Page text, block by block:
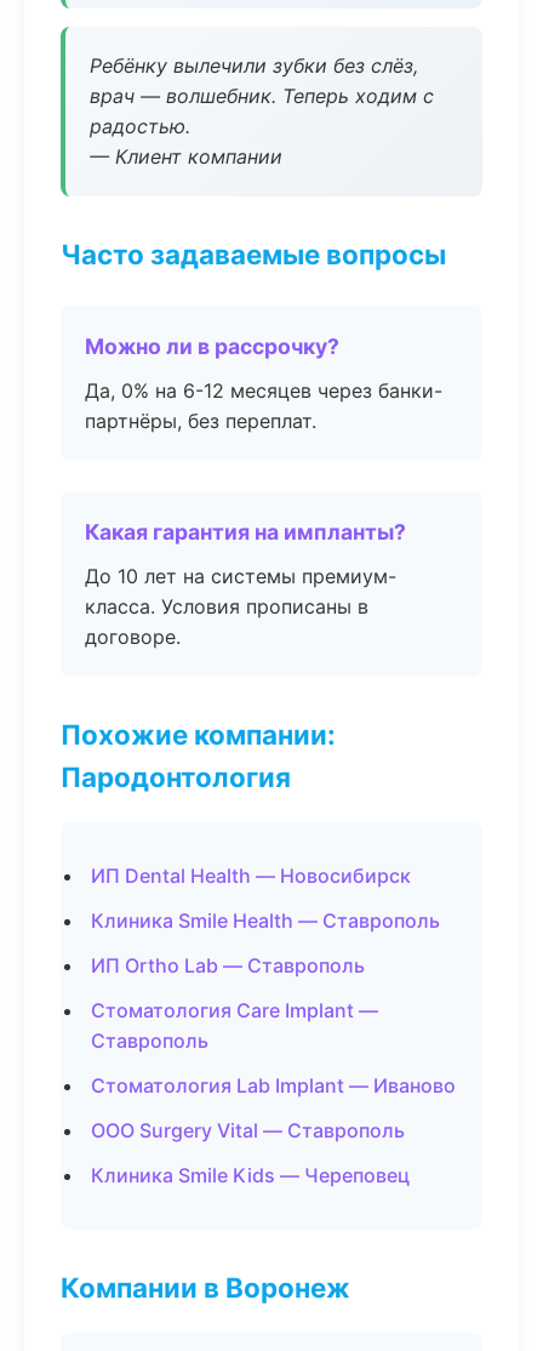
Ребёнку вылечили зубки без слёз,
врач — волшебник. Теперь ходим с
радостью.
— Клиент компании
Часто задаваемые вопросы
Можно ли в рассрочку?
Да, 0% на 6-12 месяцев через банки-
партнёры, без переплат.
Какая гарантия на импланты?
До 10 лет на системы премиум-
класса. Условия прописаны в
договоре.
Похожие компании:
Пародонтология
ИП Dental Health — Новосибирск
Клиника Smile Health — Ставрополь
ИП Ortho Lab — Ставрополь
Стоматология Care Implant —
Ставрополь
Стоматология Lab Implant — Иваново
ООО Surgery Vital — Ставрополь
Клиника Smile Kids — Череповец
Компании в Воронеж